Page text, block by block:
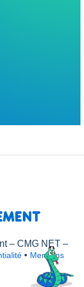
– CMG NET –
• Mentions